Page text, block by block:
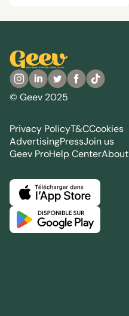
© Geev 2025
Privacy PolicyT&CCookies
AdvertisingPressJoin us
Geev ProHelp CenterAbout